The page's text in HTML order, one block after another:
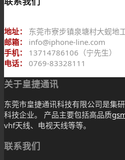
地址：
东莞市寮步镇泉塘村大蚬地
邮箱：
info@iphone-line.com
手机：
13714786106（宁先生）
电话：
0769-83328111
关于皇捷通讯
东莞市皇捷通讯科技有限公司是集
科技企业。 产品主要包括高品质
vhf天线、电视天线等等。
联系我们